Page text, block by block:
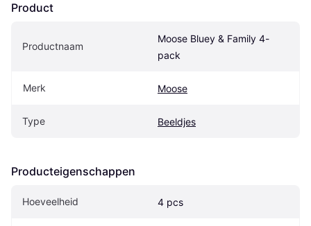
Product
Productnaam
Moose Bluey & Family 4-
pack
Merk Moose
Type Beeldjes
Producteigenschappen
Hoeveelheid 4 pcs